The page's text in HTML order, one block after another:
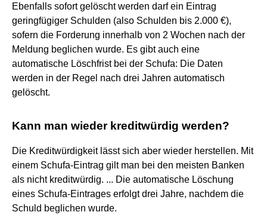
Ebenfalls sofort gelöscht werden darf ein Eintrag
geringfügiger Schulden (also Schulden bis 2.000 €),
sofern die Forderung innerhalb von 2 Wochen nach der
Meldung beglichen wurde. Es gibt auch eine
automatische Löschfrist bei der Schufa: Die Daten
werden in der Regel nach drei Jahren automatisch
gelöscht.
Kann man wieder kreditwürdig werden?
Die Kreditwürdigkeit lässt sich aber wieder herstellen. Mit
einem Schufa-Eintrag gilt man bei den meisten Banken
als nicht kreditwürdig. ... Die automatische Löschung
eines Schufa-Eintrages erfolgt drei Jahre, nachdem die
Schuld beglichen wurde.